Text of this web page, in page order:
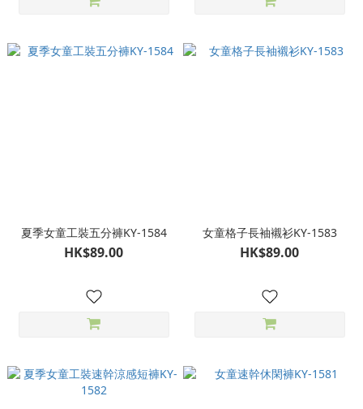
夏季女童工裝五分褲KY-1584
HK$89.00
女童格子長袖襯衫KY-1583
HK$89.00